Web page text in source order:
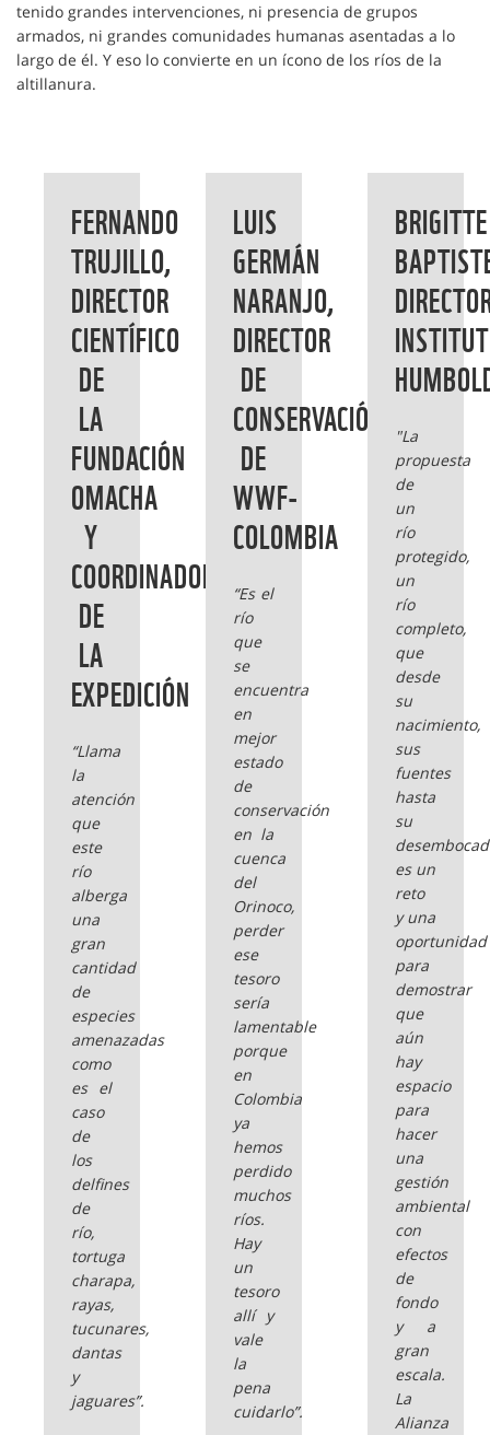
tenido grandes intervenciones, ni presencia de grupos
armados, ni grandes comunidades humanas asentadas a lo
largo de él. Y eso lo convierte en un ícono de los ríos de la
altillanura.
FERNANDO
TRUJILLO,
DIRECTOR
CIENTÍFICO
DE
LA
FUNDACIÓN
OMACHA
Y
COORDINADOR
DE
LA
EXPEDICIÓN
“Llama
la
atención
que
este
río
alberga
una
gran
cantidad
de
especies
amenazadas
como
es el
caso
de
los
delfines
de
río,
tortuga
charapa,
rayas,
tucunares,
dantas
y
jaguares”.
LUIS
GERMÁN
NARANJO,
DIRECTOR
DE
CONSERVACIÓN
DE
WWF-
COLOMBIA
“Es el
río
que
se
encuentra
en
mejor
estado
de
conservación
en la
cuenca
del
Orinoco,
perder
ese
tesoro
sería
lamentable
porque
en
Colombia
ya
hemos
perdido
muchos
ríos.
Hay
un
tesoro
allí y
vale
la
pena
cuidarlo”.
BRIGITTE
"La
propuesta
de
un
río
protegido,
un
río
completo,
que
desde
su
nacimiento,
sus
fuentes
hasta
su
es un
reto
y una
oportunidad
para
demostrar
que
aún
hay
espacio
para
hacer
una
gestión
ambiental
con
efectos
de
fondo
y a
gran
escala.
La
Alianza